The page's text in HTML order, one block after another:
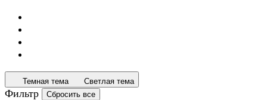
Темная тема Светлая тема
Фильтр Сбросить все